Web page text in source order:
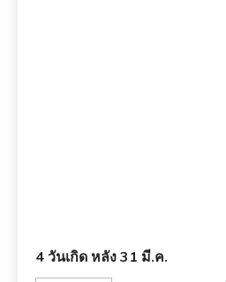
4 วันเกิด หลัง 31 มี.ค.